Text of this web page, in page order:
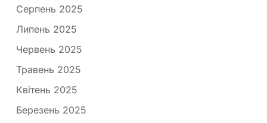
Серпень 2025
Липень 2025
Червень 2025
Травень 2025
Квітень 2025
Березень 2025